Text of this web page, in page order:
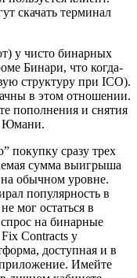
скачать терминал
у чисто бинарных
Бинари, что когда-
структуру при ICO).
в этом отношении.
пополнения и снятия
Юмани.
покупку сразу трех
сумма выигрыша
на обычном уровне.
популярность в
мог остаться в
на бинарные
Contracts у
доступная и в
Имейте